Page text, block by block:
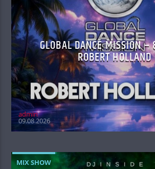
GLOBAL DANCE MISSION –
ROBERT HOLLAND
admin
09.08.2026
MIX SHOW